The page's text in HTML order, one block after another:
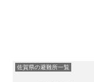
佐賀県の避難所一覧